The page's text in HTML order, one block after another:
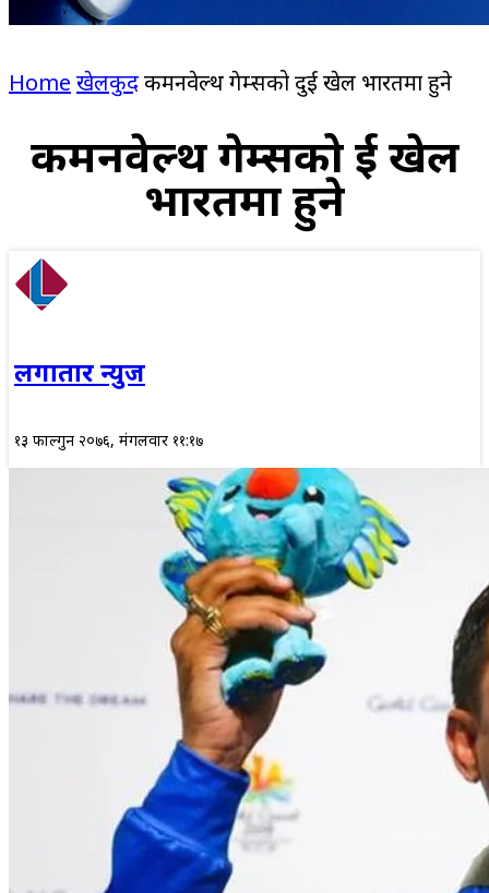
Home खेलकुदकमनवेल्थ गेम्सको दुई खेल भारतमा हुने
कमनवेल्थ गेम्सको दुई खेल
भारतमा हुने
लगातार न्युज
१३ फाल्गुन २०७६, मंगलवार ११:१७